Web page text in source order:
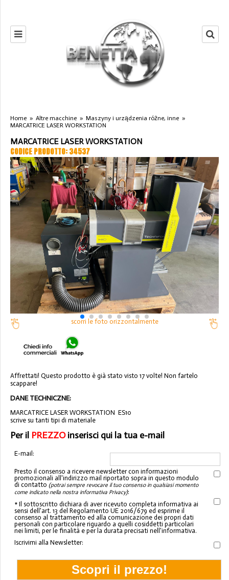
Home » Altre macchine » Maszyny i urządzenia różne, inne »
MARCATRICE LASER WORKSTATION
MARCATRICE LASER WORKSTATION
CODICE PRODOTTO: 34537
scorri le foto orizzontalmente
Affrettati! Questo prodotto è già stato visto 17 volte! Non fartelo
scappare!
DANE TECHNICZNE:
MARCATRICE LASER WORKSTATION ES10
scrive su tanti tipi di materiale
Per il PREZZOinserisci qui la tua e-mail
E-mail:
Presto il consenso a ricevere newsletter con informazioni
promozionali all'indirizzo mail riportato sopra in questo modulo
di contatto (potrai sempre revocare il tuo consenso in qualsiasi momento
come indicato nella nostra informativa Privacy):
* Il sottoscritto dichiara di aver ricevuto completa informativa ai
sensi dell'art. 13 del Regolamento UE 2016/679 ed esprime il
consenso al trattamento ed alla comunicazione dei propri dati
personali con particolare riguardo a quelli cosiddetti particolari
nei limiti, per le finalità e per la durata precisati nell'informativa.
Iscrivimi alla Newsletter: